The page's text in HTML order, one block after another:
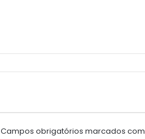
Campos obrigatórios marcados com